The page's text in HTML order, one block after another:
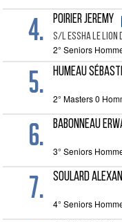
4. POIRIER Jeremy
S/L ESSHA LE LION
2° Seniors
5. HUMEAU
2° Masters 0
6. BABONNEAU
3° Seniors
7. SOULARD
4° Seniors